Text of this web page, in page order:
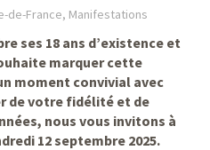
de-France, Manifestations
ses 18 ans d’existence et
marquer cette
moment convivial avec
de votre fidélité et de
nous vous invitons à
12 septembre 2025.